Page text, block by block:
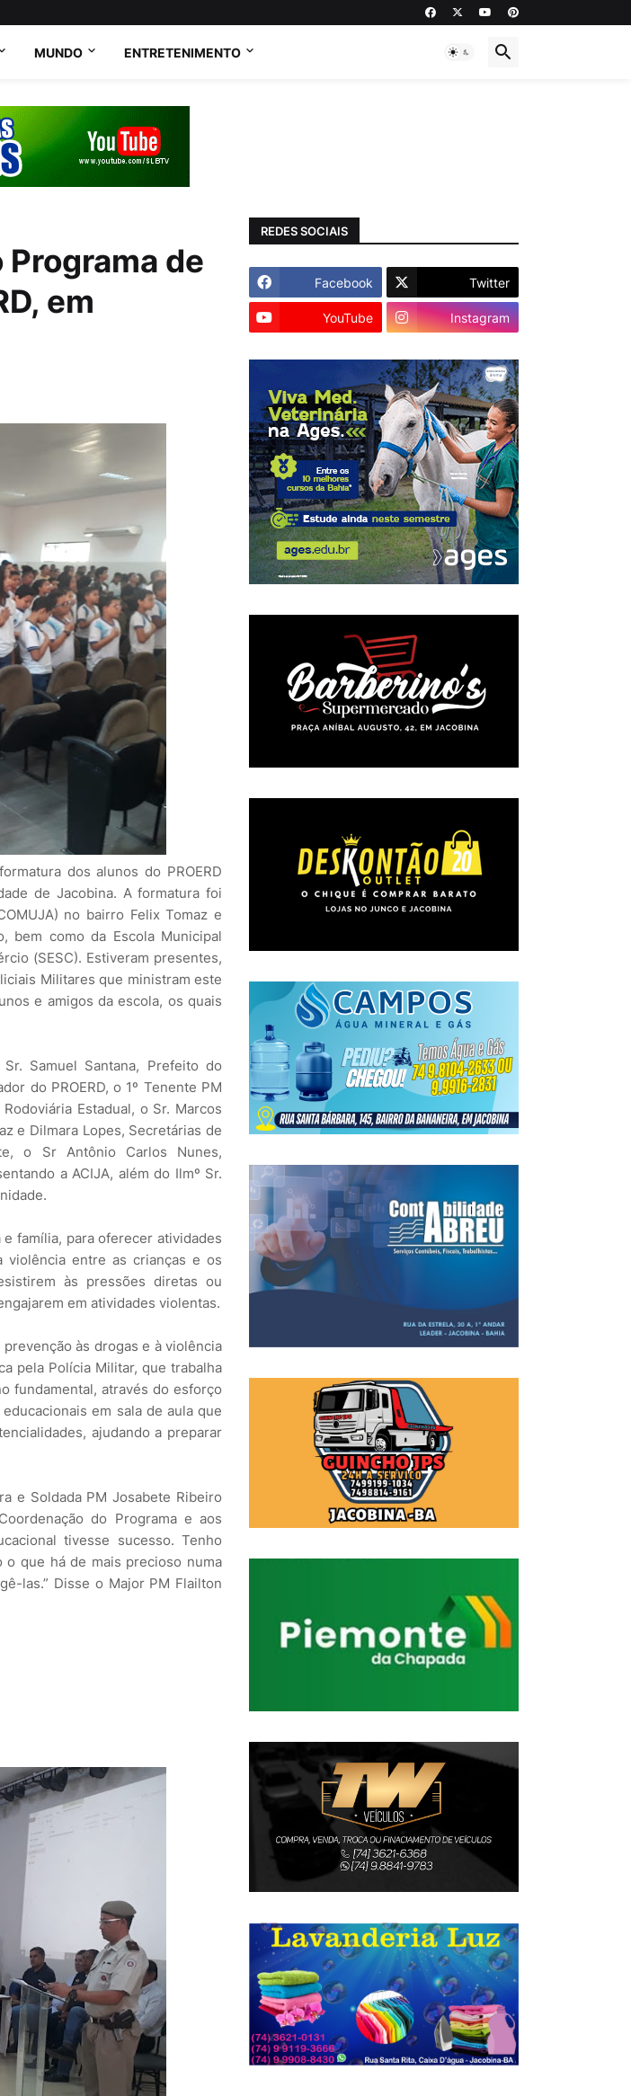
MUNDO ENTRETENIMENTO
de
em
dos alunos do PROERD
de Jacobina. A formatura foi
no bairro Felix Tomaz e
bem como da Escola Municipal
(SESC). Estiveram presentes,
Militares que ministram este
e amigos da escola, os quais
Samuel Santana, Prefeito do
do PROERD, o 1º Tenente PM
Estadual, o Sr. Marcos
e Dilmara Lopes, Secretárias de
o Sr Antônio Carlos Nunes,
a ACIJA, além do Ilmº Sr.
família, para oferecer atividades
entre as crianças e os
às pressões diretas ou
em atividades violentas.
às drogas e à violência
pela Polícia Militar, que trabalha
fundamental, através do esforço
em sala de aula que
ajudando a preparar
e Soldada PM Josabete Ribeiro
do Programa e aos
tivesse sucesso. Tenho
o que há de mais precioso numa
las.” Disse o Major PM Flailton
REDES SOCIAIS
Facebook Twitter
YouTube Instagram